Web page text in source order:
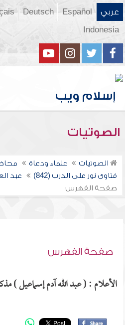
عربي Español
Deutsch
Indonesia
الصوتيات
الصوتيات علماء ودعاة
فتاوى نور على الدرب (842)
عبد
صفحة الفهرس
صفحة الفهرس
الأعلام : ( عبد الله آدم إسماعيل )